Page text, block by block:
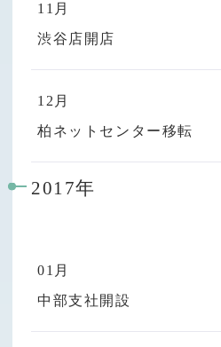
11月
渋谷店開店
12月
柏ネットセンター移転
2017年
01月
中部支社開設